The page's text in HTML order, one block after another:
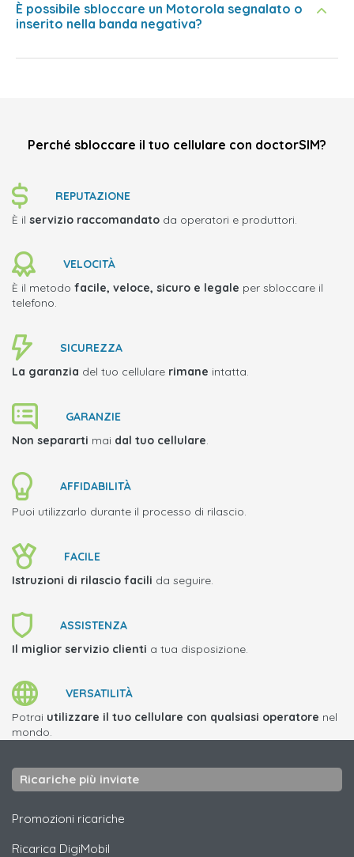
È possibile sbloccare un Motorola segnalato o
inserito nella banda negativa?
Perché sbloccare il tuo cellulare con doctorSIM?
REPUTAZIONE
È il servizio raccomandato da operatori e produttori.
VELOCITÀ
È il metodo facile, veloce, sicuro e legale per sbloccare il
telefono.
SICUREZZA
La garanzia del tuo cellulare rimane intatta.
GARANZIE
Non separarti mai dal tuo cellulare.
AFFIDABILITÀ
Puoi utilizzarlo durante il processo di rilascio.
FACILE
Istruzioni di rilascio facili da seguire.
ASSISTENZA
Il miglior servizio clienti a tua disposizione.
VERSATILITÀ
Potrai utilizzare il tuo cellulare con qualsiasi operatore nel
mondo.
Ricariche più inviate
Promozioni ricariche
Ricarica DigiMobil